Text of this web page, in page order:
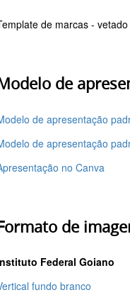
de marcas -
de
de apresentação
de apresentação
no Canva
de
Federal Goiano
fundo branco